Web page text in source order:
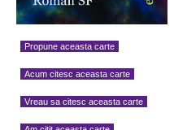
Propune aceasta carte
Acum citesc aceasta carte
Vreau sa citesc aceasta carte